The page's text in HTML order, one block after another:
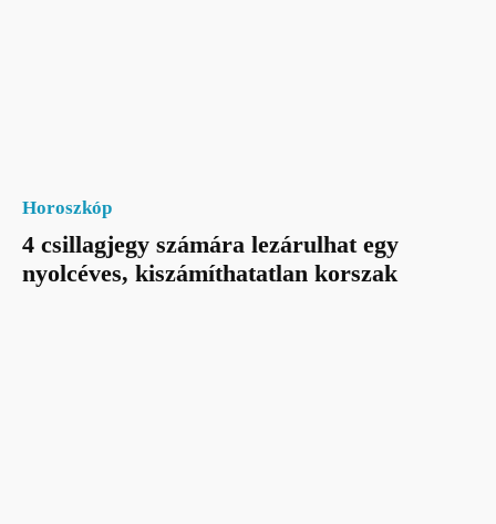
Horoszkóp
4 csillagjegy számára lezárulhat egy
nyolcéves, kiszámíthatatlan korszak